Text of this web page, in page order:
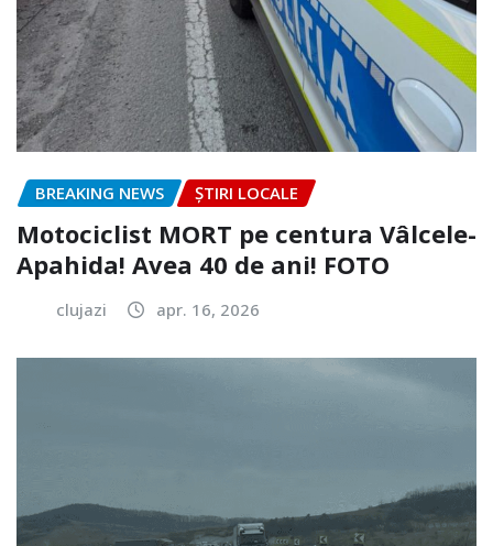
BREAKING NEWS ȘTIRI LOCALE
Motociclist MORT pe centura Vâlcele-
Apahida! Avea 40 de ani! FOTO
clujazi apr. 16, 2026